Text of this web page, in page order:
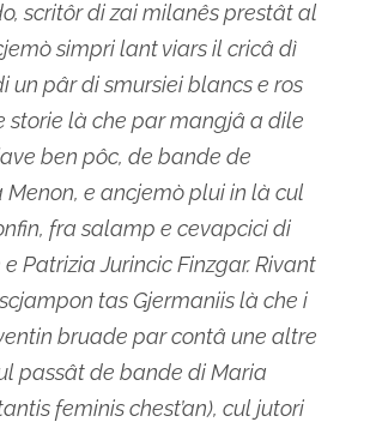
scritôr di zai milanês prestât al
simpri lant viars il cricâ dì
un pâr di smursiei blancs e ros
storie là che par mangjâ a dile
ben pôc, de bande de
Menon, e ancjemò plui in là cul
fra salamp e cevapcici di
Patrizia Jurincic Finzgar. Rivant
tas Gjermaniis là che i
bruade par contâ une altre
passât de bande di Maria
feminis chest’an), cul jutori